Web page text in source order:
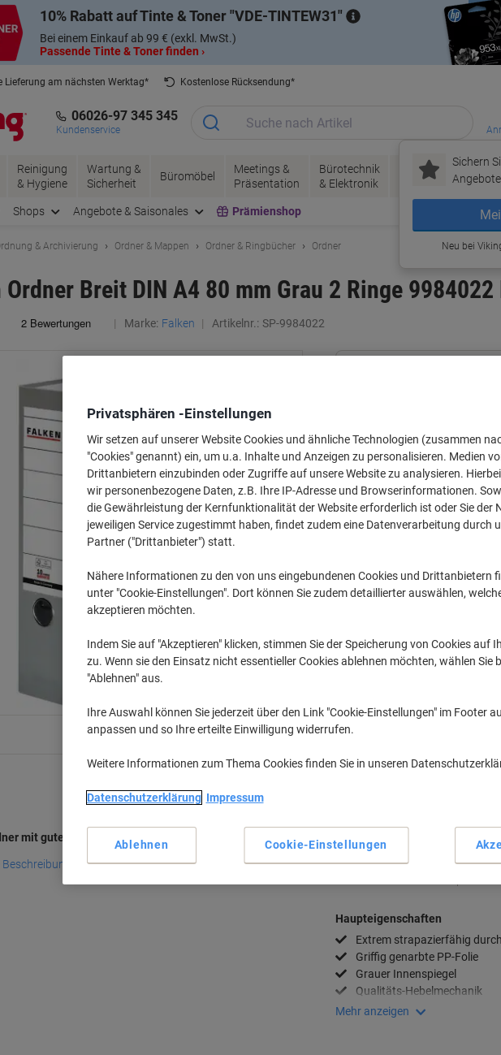
10% Rabatt auf Tinte & Toner VDE-TINTEW31
Bei einem Einkauf ab 99 € (exkl. MwSt.)
Passende Tinte & Toner finden ›
Lieferung am nächsten Werktag*
Kostenlose Rücksendung*
06026-97 345 345
Kundenservice
Sichern
Neu bei
Reinigung
& Hygiene
Wartung &
Sicherheit
Büromöbel
Meetings &
Präsentation
Bürotechnik
& Elektronik
Tinte &
Toner
Papier,
& Pakete
Shops Angebote & Saisonales Prämienshop
& Archivierung Ordner & Mappen Ordner & Ringbücher Ordner
Ordner Breit DIN A4 80 mm Grau 2 Ringe
Marke: Falken Artikelnr.: SP-9984022
mit guter Qualität
lesen
Ringe Kunststoff
1,99 €
Mehr Kaufen,Mehr Sparen
1-19 Stück 4,79 €
Stück 3,79 €
100+
Aktuell verfügbar Vor 17:00 Uhr
Haupteigenschaften
Extrem strapazierfähig
Griffig genarbte PP-Folie
Grauer Innenspiegel
Qualitäts-Hebelmechanik
Mehr anzeigen
Privatsphären -Einstellungen
Wir setzen auf unserer Website Cookies und ähnliche Technologien (zusammen
"Cookies" genannt) ein, um u.a. Inhalte und Anzeigen zu personalisieren. Medien
Drittanbietern einzubinden oder Zugriffe auf unsere Website zu analysieren.
wir personenbezogene Daten, z.B. Ihre IP-Adresse und Browserinformationen.
die Gewährleistung der Kernfunktionalität der Website erforderlich ist oder Sie der
jeweiligen Service zugestimmt haben, findet zudem eine Datenverarbeitung durch
Partner ("Drittanbieter") statt.
Nähere Informationen zu den von uns eingebundenen Cookies und Drittanbietern
unter "Cookie-Einstellungen". Dort können Sie zudem detaillierter auswählen,
akzeptieren möchten.
Indem Sie auf "Akzeptieren" klicken, stimmen Sie der Speicherung von Cookies auf
zu. Wenn sie den Einsatz nicht essentieller Cookies ablehnen möchten, wählen Sie
"Ablehnen" aus.
Ihre Auswahl können Sie jederzeit über den Link "Cookie-Einstellungen" im Footer
anpassen und so Ihre erteilte Einwilligung widerrufen.
Weitere Informationen zum Thema Cookies finden Sie in unseren
Datenschutzerklärung Impressum
Cookie-Einstellungen
Ablehnen